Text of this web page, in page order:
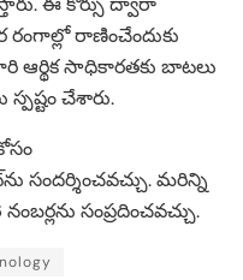
రంగాల్లో రాణించేందుకు
ఆర్థిక సాధికారతకు బాటలు
చేశారు.
సందర్శించవచ్చు. మరిన్ని
సంప్రదించవచ్చు.